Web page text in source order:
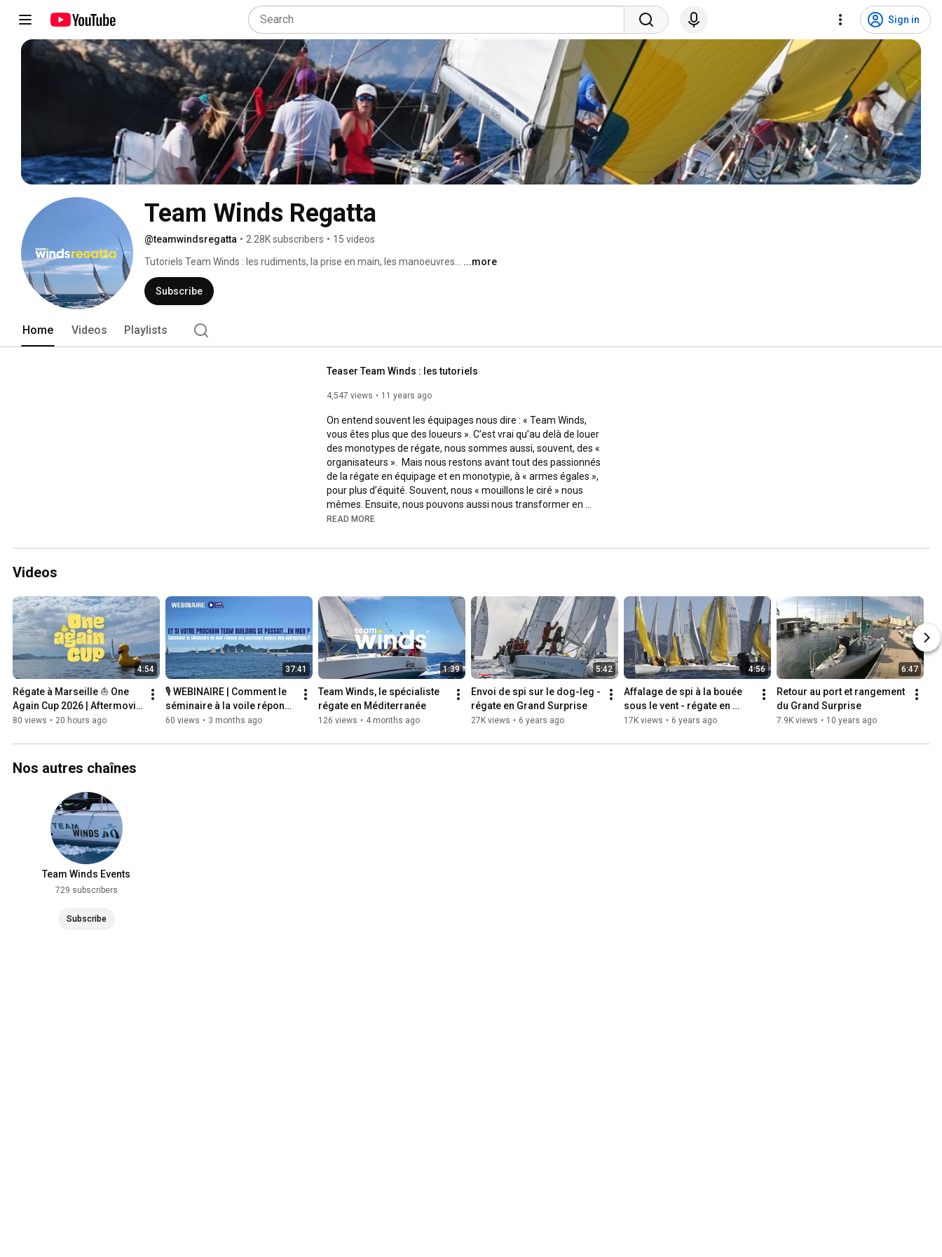
Sign in
Team Winds Regatta
@teamwindsregatta • 2.28K subscribers • 15 videos
Tutoriels Team Winds : les rudiments, la prise en main, les manoeuvres... ...more
Subscribe
Home Videos Playlists
Teaser Team Winds : les tutoriels
4,547 views 11 years ago
On entend souvent les équipages nous dire : « Team Winds,
vous êtes plus que des loueurs ». C’est vrai qu’au delà de louer
des monotypes de régate, nous sommes aussi, souvent, des «
organisateurs ».  Mais nous restons avant tout des passionnés
de la régate en équipage et en monotypie, à « armes égales »,
pour plus d’équité. Souvent, nous « mouillons le ciré » nous
mêmes. Ensuite, nous pouvons aussi nous transformer en
conseillers pour vous faire davantage apprécier la régate sur
Rôles de chacun à bord » sur notre site Internet :
https://www.teamwinds.com/plus-vite-p...
READ MORE
Videos
4:54
Régate à Marseille ⛵ One
Again Cup 2026 | Aftermovie
Team Winds Régatta
80 views • 20 hours ago
37:41
🎙️ WEBINAIRE | Comment le
séminaire à la voile répond
aux nouveaux enjeux des
60 views • 3 months ago
1:39
Team Winds, le spécialiste
régate en Méditerranée
126 views • 4 months ago
5:42
Envoi de spi sur le dog-leg -
régate en Grand Surprise
27K views • 6 years ago
4:56
Affalage de spi à la bouée
sous le vent - régate en
Grand Surprise Team Winds
17K views • 6 years ago
6:47
Retour au port et rangement
du Grand Surprise
7.9K views • 10 years ago
Nos autres chaînes
Team Winds Events
729 subscribers
Subscribe